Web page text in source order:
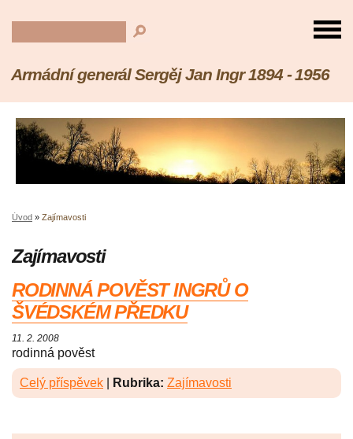
Armádní generál Sergěj Jan Ingr 1894 - 1956
Úvod » Zajímavosti
Zajímavosti
RODINNÁ POVĚST INGRŮ O
ŠVÉDSKÉM PŘEDKU
11. 2. 2008
rodinná pověst
Celý příspěvek Rubrika: Zajímavosti